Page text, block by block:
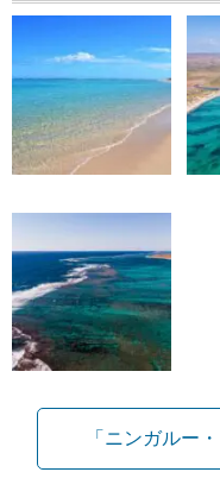
「ニンガルー